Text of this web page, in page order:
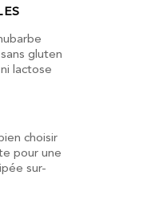
gluten
lactose
choisir
pour une
sur-